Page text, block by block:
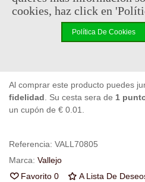
Añadir Al
Al comprar este producto puedes
fidelidad . Su cesta sera de 1
un cupón de € 0.01
Referencia: VALL70805
Marca: Vallejo
Favorito 0 A Lista De
cookies, haz click en
Política De Cookies